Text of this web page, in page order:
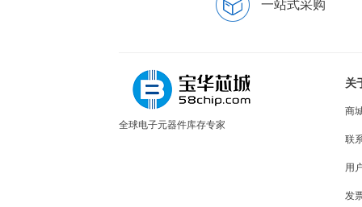
一站式采购
全球电子元器件库存专家
关
商
联
用
发